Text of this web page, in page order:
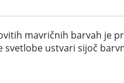
mavričnih barvah
ustvari sijoč